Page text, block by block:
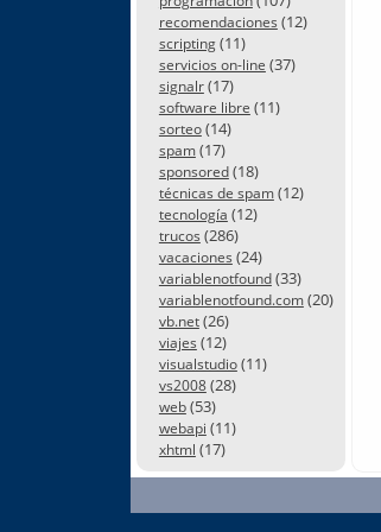
recomendaciones (12)
scripting(11)
servicios on-line (37)
signalr(17)
software libre (11)
sorteo(14)
spam(17)
sponsored(18)
técnicas de spam(12)
tecnología (12)
trucos (286)
vacaciones (24)
variablenotfound(33)
variablenotfound.com(20)
vb.net(26)
viajes (12)
visualstudio(11)
vs2008(28)
web(53)
webapi (11)
xhtml (17)